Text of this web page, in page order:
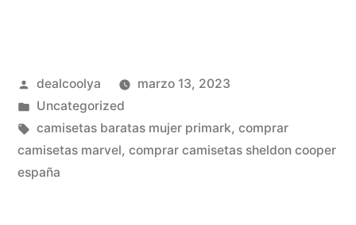
Publicado
por
dealcoolya
marzo 13, 2023
Publicado
en
Uncategorized
Etiquetas:
camisetas baratas mujer primark, comprar
camisetas marvel, comprar camisetas sheldon cooper
españa